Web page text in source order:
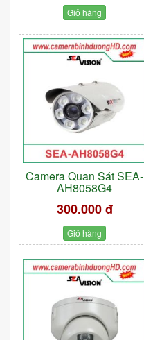
Giỏ hàng
Camera Quan Sát SEA-
AH8058G4
300.000 đ
Giỏ hàng